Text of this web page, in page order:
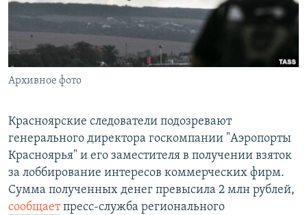
СОЦИАЛЬНЫЕ СЕТИ
Все сайты РСЕ/РС
Архивное фото
Красноярские следователи подозревают
генерального директора госкомпании "Аэропорты
Красноярья" и его заместителя в получении взяток
за лоббирование интересов коммерческих фирм.
Сумма полученных денег превысила 2 млн рублей,
сообщаетпресс-служба регионального